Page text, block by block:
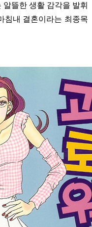
뜰한 생활 감각을 발휘
침내 결혼이라는 최종목